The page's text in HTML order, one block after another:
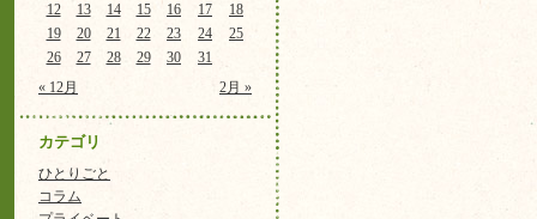
« 12月 2月 »
12
13 14 15 16 17
18
19
20 21 22 23 24
25
26
27 28 29 30 31
カテゴリ
ひとりごと
コラム